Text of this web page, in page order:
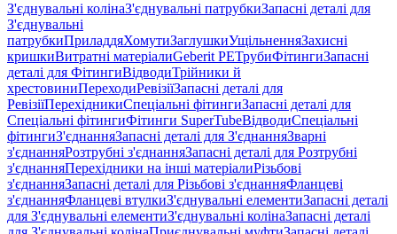
З'єднувальні колінаЗ'єднувальні патрубкиЗапасні деталі для
З'єднувальні
патрубкиПриладдяХомутиЗаглушкиУщільненняЗахисні
кришкиВитратні матеріалиGeberit PEТрубиФітингиЗапасні
деталі для ФітингиВідводиТрійники й
хрестовиниПереходиРевізіїЗапасні деталі для
РевізіїПерехідникиСпеціальні фітингиЗапасні деталі для
Спеціальні фітингиФітинги SuperTubeВідводиСпеціальні
фітингиЗ'єднанняЗапасні деталі для З'єднанняЗварні
з'єднанняРозтрубні з'єднанняЗапасні деталі для Розтрубні
з'єднанняПерехідники на інші матеріалиРізьбові
з'єднанняЗапасні деталі для Різьбові з'єднанняФланцеві
з'єднанняФланцеві втулкиЗ'єднувальні елементиЗапасні деталі
для З'єднувальні елементиЗ'єднувальні колінаЗапасні деталі